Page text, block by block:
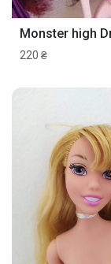
Monster high
220 ₴